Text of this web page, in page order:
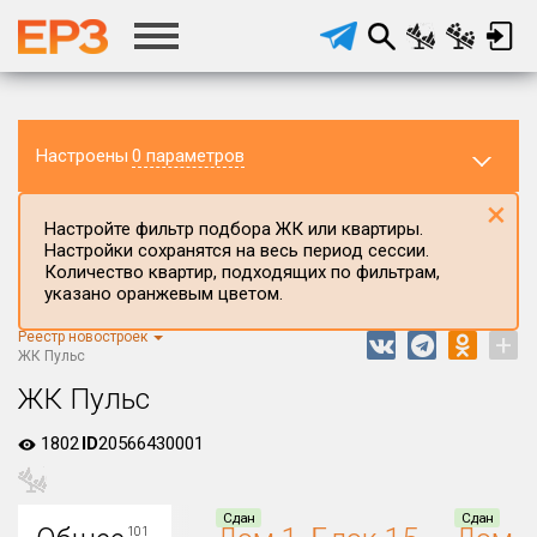
Настроены 0 параметров
Регион ЖК
Район в регионе
Все
Населённый пункт
Настройте фильтр подбора ЖК или квартиры.
Настройки сохранятся на весь период сессии.
Количество квартир, подходящих по фильтрам,
указано оранжевым цветом.
×
Реестр новостроек
ЖК Пульс
+
ЖК Пульс
1802ID20566430001
101
Сдан Сдан